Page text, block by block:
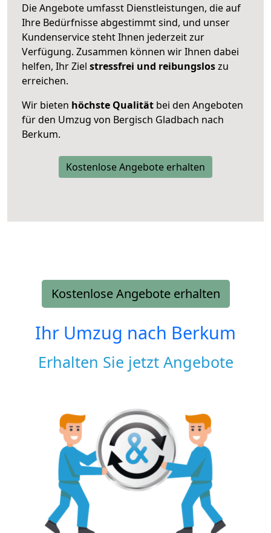
Die Angebote umfasst Dienstleistungen, die auf
Ihre Bedürfnisse abgestimmt sind, und unser
Kundenservice steht Ihnen jederzeit zur
Verfügung. Zusammen können wir Ihnen dabei
helfen, Ihr Ziel stressfrei und reibungsloszu
erreichen.
Wir bieten höchste Qualität bei den Angeboten
für den Umzug von Bergisch Gladbach nach
Berkum.
Kostenlose Angebote erhalten
Kostenlose Angebote erhalten
Ihr Umzug nach Berkum
Erhalten Sie jetzt Angebote